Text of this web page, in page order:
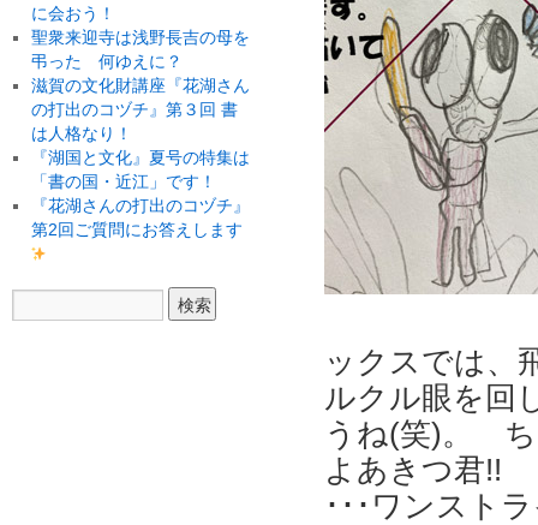
ックスでは、
ルクル眼を回
うね(笑)。 ち
よあきつ君!!
･･･ワンスト
に会おう！
聖衆来迎寺は浅野長吉の母を
弔った 何ゆえに？
滋賀の文化財講座『花湖さん
の打出のコヅチ』第３回 書
は人格なり！
『湖国と文化』夏号の特集は
「書の国・近江」です！
『花湖さんの打出のコヅチ』
第2回ご質問にお答えします